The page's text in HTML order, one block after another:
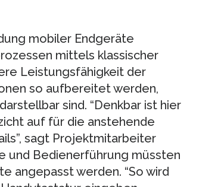
mobiler Endgeräte
mittels klassischer
Leistungsfähigkeit der
so aufbereitet werden,
sind. “Denkbar ist hier
auf für die anstehende
sagt Projektmitarbeiter
und Bedienerführung müssten
angepasst werden. “So wird